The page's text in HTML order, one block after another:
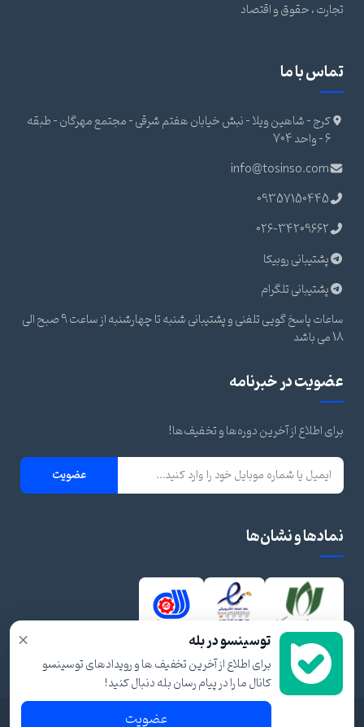
تجارت ، حقوق و اقتصاد
تماس با ما
کرج - شاهین ویلا - نبش خیابان هفتم شرقی - مجتمع مهرگان - طبقه
6 - واحد 704
info@tosinso.com
09357150445
026-34209662
پشتیبانی روبیکا
پشتیبانی تلگرام
ساعات پاسخ گویی تلفنی و پشتیبانی شنبه تا چهارشنبه از ساعت 9 صبح الی
18 می باشد
عضویت در خبرنامه
برای اطلاع از آخرین دوره‌ها و تخفیف‌ها!
عضویت
نمادها و نشان‌ها
× توسینسو در بله
برای اطلاع از آخرین تخفیف ها و رویدادهای توسینسو
کانال ما را در پیام رسان بله دنبال کنید!
عضویت